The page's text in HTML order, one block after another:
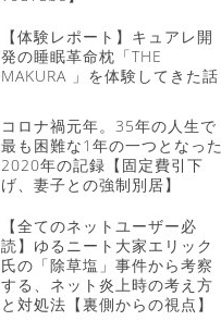
【体験レポート】キュアレ開
発の睡眠革命枕「THE
MAKURA 」を体験してきた話
コロナ禍元年。35年の人生で
最も困難な1年の一つとなった
2020年の記録【固定費引下
げ、妻子との強制別居】
【全てのネットユーザー必
読】ゆるニート大家エリック
氏の「除草塩」事件から考察
する、ネット炎上時の考え方
と対処法【裏側からの視点】